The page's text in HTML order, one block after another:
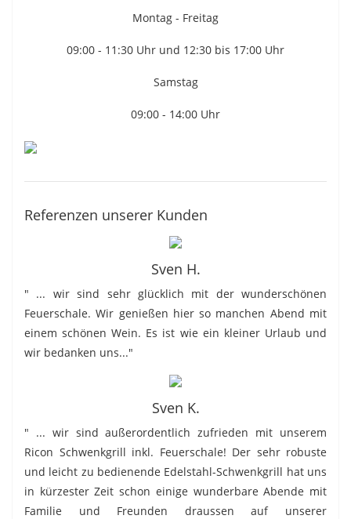
Montag - Freitag
09:00 - 11:30 Uhr und 12:30 bis 17:00 Uhr
Samstag
09:00 - 14:00 Uhr
Referenzen unserer Kunden
Sven H.
" ... wir sind sehr glücklich mit der wunderschönen
Feuerschale. Wir genießen hier so manchen Abend mit
einem schönen Wein. Es ist wie ein kleiner Urlaub und
wir bedanken uns..."
Sven K.
" ... wir sind außerordentlich zufrieden mit unserem
Ricon Schwenkgrill inkl. Feuerschale! Der sehr robuste
und leicht zu bedienende Edelstahl-Schwenkgrill hat uns
in kürzester Zeit schon einige wunderbare Abende mit
Familie und Freunden draussen auf unserer